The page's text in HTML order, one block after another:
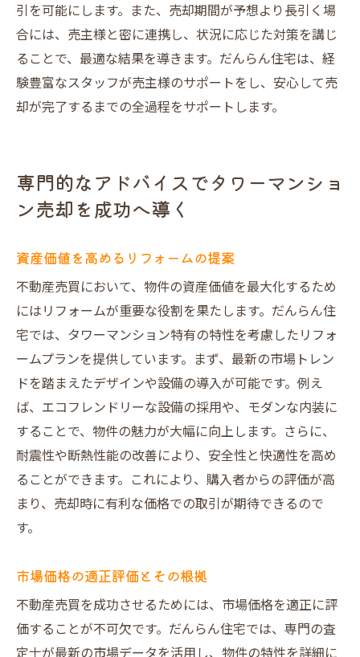
引を可能にします。また、売却期間が予想より長引く場
合には、売主様と密に連携し、状況に応じた対策を講じ
ることで、最適な結果を導きます。だんらん住宅は、経
験豊富なスタッフが売主様のサポートをし、安心して売
却が完了するまでの全過程をサポートします。
専門的なアドバイスでタワーマンショ
ン売却を成功へ導く
資産価値を高めるリフォームの提案
不動産売買において、物件の資産価値を最大化するため
にはリフォームが重要な役割を果たします。だんらん住
宅では、タワーマンション特有の特性を考慮したリフォ
ームプランを提供しています。まず、最新の市場トレン
ドを踏まえたデザインや設備の導入が可能です。例え
ば、エコフレンドリーな設備の採用や、モダンな内装に
することで、物件の魅力が大幅に向上します。さらに、
耐震性や断熱性能の改善により、安全性と快適性を高め
ることができます。これにより、購入者からの評価が高
まり、売却時に有利な価格での取引が期待できるので
す。
市場価格の適正評価とその根拠
不動産売買を成功させるためには、市場価格を適正に評
価することが不可欠です。だんらん住宅では、専門の査